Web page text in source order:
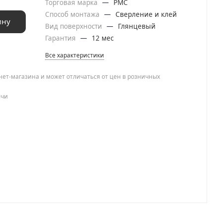
Торговая марка —
РМС
Способ монтажа — Сверление и клей
Вид поверхности —
Глянцевый
Гарантия — 12 мес
Все характеристики
магазина и может отличаться от цен в розничных